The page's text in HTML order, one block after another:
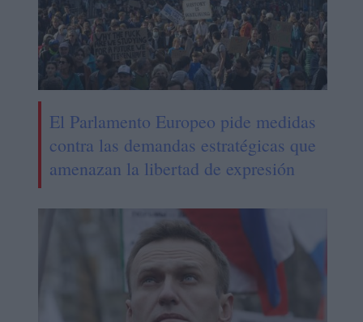
El Parlamento Europeo pide medidas
contra las demandas estratégicas que
amenazan la libertad de expresión